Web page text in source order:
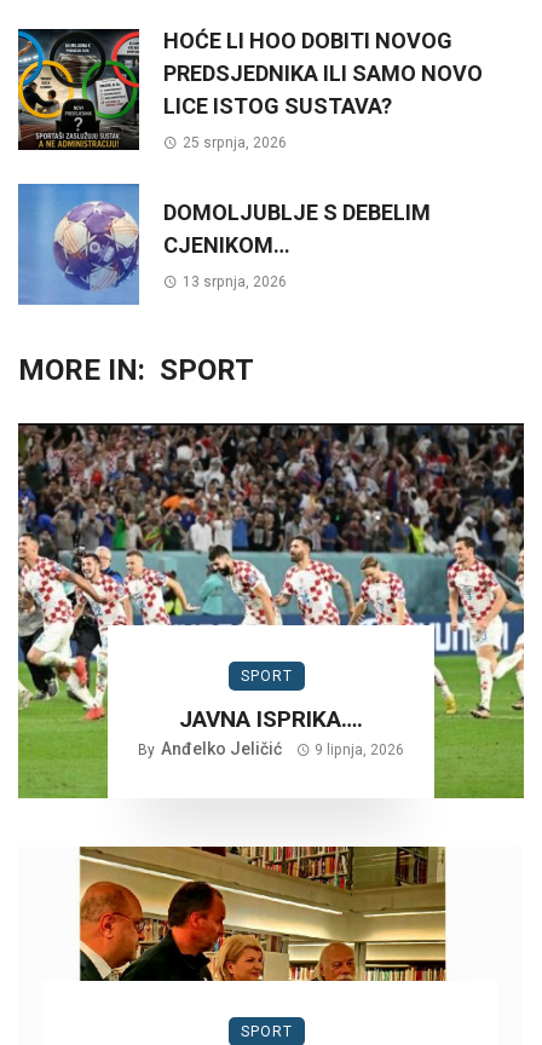
HOĆE LI HOO DOBITI NOVOG
PREDSJEDNIKA ILI SAMO NOVO
LICE ISTOG SUSTAVA?
25 srpnja, 2026
DOMOLJUBLJE S DEBELIM
CJENIKOM…
13 srpnja, 2026
MORE IN: SPORT
SPORT
JAVNA ISPRIKA….
By Anđelko Jeličić 9 lipnja, 2026
SPORT